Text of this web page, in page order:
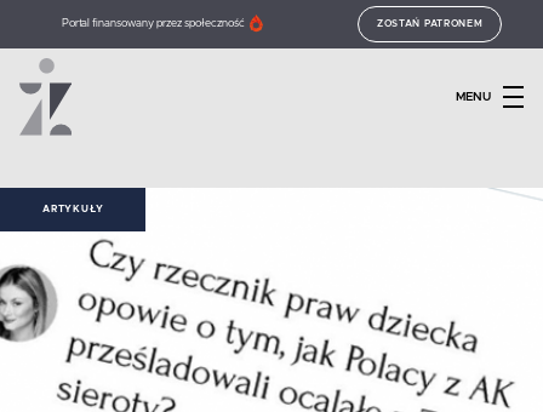
Portal finansowany przez społeczność ZOSTAŃ PATRONEM
MENU
ARTYKUŁY